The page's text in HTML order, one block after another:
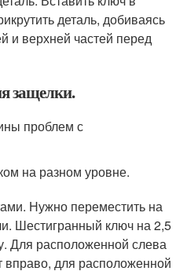
деталь, добиваясь
и верхней частей перед
защелки.
проблем с
на разном уровне.
Нужно переместить на
Шестигранный ключ на 2,5
Для расположенной слева
для расположенной